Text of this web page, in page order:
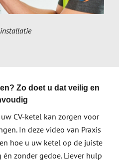
Zo doet u dat veilig en
CV-ketel kan zorgen voor
In deze video van Praxis
hoe u uw ketel op de juiste
zonder gedoe. Liever hulp